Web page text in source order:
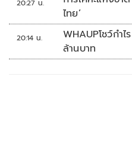
20:27 น.
ไทย’
20:14 น.
WHAUPโชว์กำ
ล้านบาท